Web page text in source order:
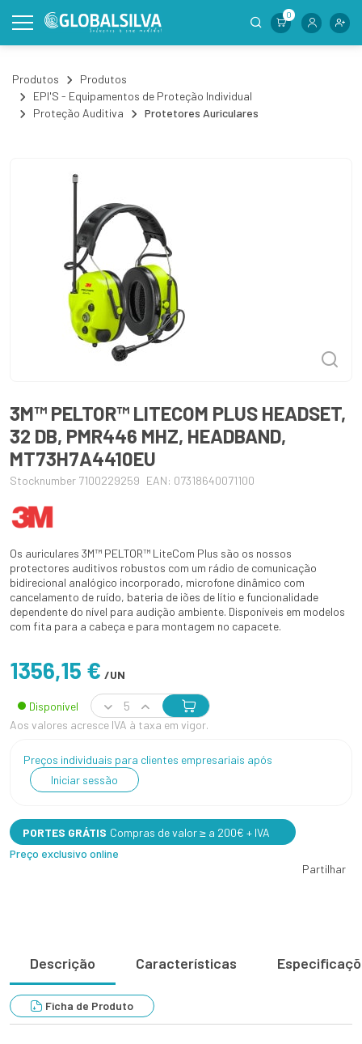
0
Produtos
Produtos
EPI'S - Equipamentos de Proteção Individual
Proteção Auditiva
Protetores Auriculares
3M™ PELTOR™ LITECOM PLUS HEADSET,
32 DB, PMR446 MHZ, HEADBAND,
MT73H7A4410EU
Stocknumber 7100229259 EAN: 07318640071100
Os auriculares 3M™ PELTOR™ LiteCom Plus são os nossos
protectores auditivos robustos com um rádio de comunicação
bidirecional analógico incorporado, microfone dinâmico com
cancelamento de ruído, bateria de iões de lítio e funcionalidade
dependente do nível para audição ambiente. Disponíveis em modelos
com fita para a cabeça e para montagem no capacete.
1356,15 € /UN
Disponível
Aos valores acresce IVA à taxa em vigor.
Preços individuais para clientes empresariais após
Iniciar sessão
PORTES GRÁTIS Compras de valor ≥ a 200€ + IVA
Preço exclusivo online
Partilhar
Descrição Características
Ficha de Produto